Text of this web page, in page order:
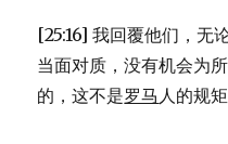
[25:16] 我回覆他们，无
当面对质，没有机会为
的，这不是罗马 人的规矩